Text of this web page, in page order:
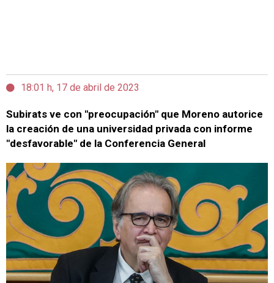
18:01 h, 17 de abril de 2023
Subirats ve con "preocupación" que Moreno autorice
la creación de una universidad privada con informe
"desfavorable" de la Conferencia General